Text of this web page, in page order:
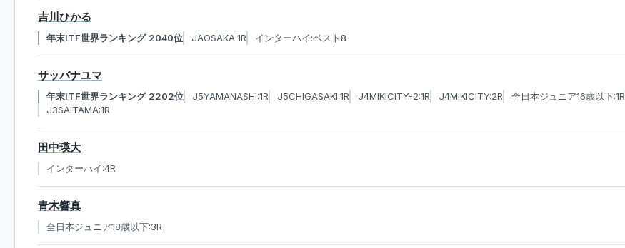
吉川ひかる
年末ITF世界ランキング 2040位 JAOSAKA:1R インターハイ:ベスト8
サッバナユマ
年末ITF世界ランキング 2202位 J5YAMANASHI:1R J5CHIGASAKI:1R J4MIKICITY-2:1R J4MIKICITY:2R 全日本ジュニア16歳以下:1R
J3SAITAMA:1R
田中瑛大
インターハイ:4R
青木響真
全日本ジュニア18歳以下:3R